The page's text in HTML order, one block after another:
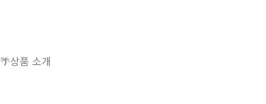
🌴상품 소개